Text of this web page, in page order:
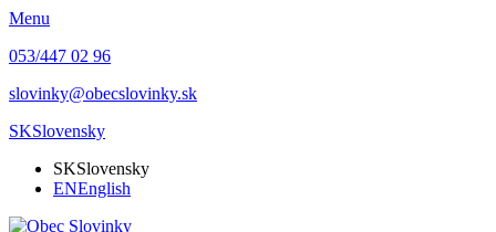
Menu
053/447 02 96
slovinky@obecslovinky.sk
SKSlovensky
SKSlovensky
ENEnglish